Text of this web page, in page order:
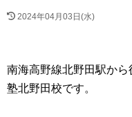
2024年04月03日(水)
南海高野線北野田駅か
塾北野田校です。